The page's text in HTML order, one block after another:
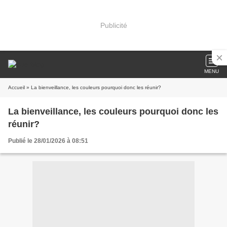
Publicité
MENU
Accueil » La bienveillance, les couleurs pourquoi donc les réunir?
La bienveillance, les couleurs pourquoi donc les
réunir?
Publié le 28/01/2026 à 08:51